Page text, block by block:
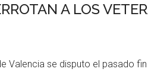
A LOS
Valencia se disputo el pasado